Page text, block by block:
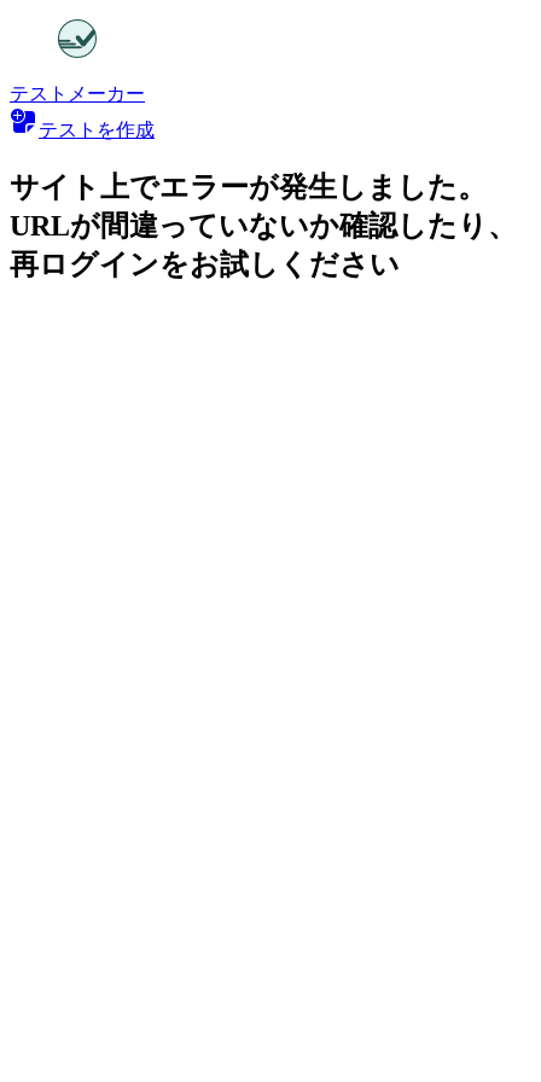
テストメーカー
テストを作成
サイト上でエラーが発生しました。
URLが間違っていないか確認したり、
再ログインをお試しください